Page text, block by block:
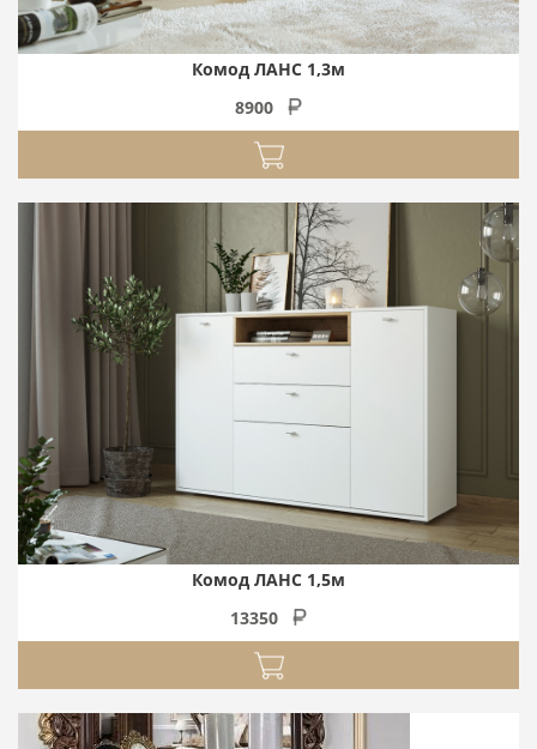
Комод ЛАНС 1,3м
8900
Комод ЛАНС 1,5м
13350